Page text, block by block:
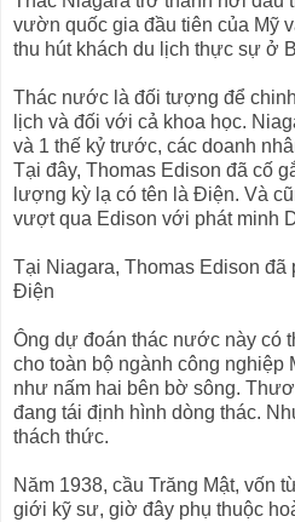
vườn quốc gia đầu tiên của Mỹ
thu hút khách du lịch thực sự ở
Thác nước là đối tượng để
lịch và đối với cả khoa học.
và 1 thế kỷ trước, các doanh
Tại đây, Thomas Edison đã cố
lượng kỳ lạ có tên là Điện. Và
vượt qua Edison với phát minh
Tại Niagara, Thomas Edison
Điện
Ông dự đoán thác nước này có
cho toàn bộ ngành công nghiệp
như nấm hai bên bờ sông.
đang tái định hình dòng thác.
thách thức.
Năm 1938, cầu Trăng Mật, vốn
giới kỹ sư, giờ đây phụ thuộc